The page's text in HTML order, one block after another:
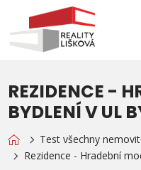
REZIDENCE -
BYDLENÍ V UL
Test všechny
Rezidence - Hradební